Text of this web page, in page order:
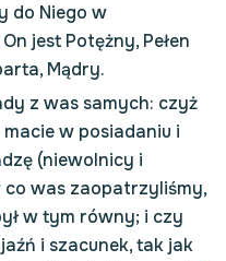
do Niego w
jest Potężny, Pełen
Mądry.
z was samych: czyż
w posiadaniu i
(niewolnicy i
co was zaopatrzyliśmy,
w tym równy; i czy
i szacunek, tak jak